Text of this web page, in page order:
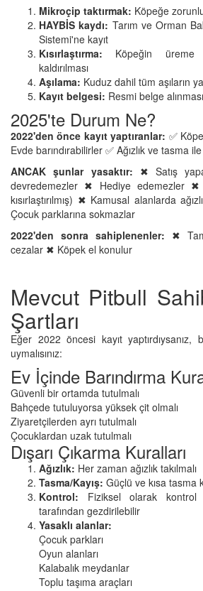
Mikroçip taktırmak: Köpeğe
HAYBİS kaydı: Tarım ve Orman
Sistemi'ne kayıt
Kısırlaştırma: Köpeğin üreme
kaldırılması
Aşılama: Kuduz dahil tüm aşıların
Kayıt belgesi: Resmi belge alınması
2025'te Durum Ne?
2022'den önce kayıt yaptıranlar: ✅
Evde barındırabilirler ✅ Ağızlık ve tasma
ANCAK şunlar yasaktır: ✖ Satış
devredemezler ✖ Hediye edemezler ✖
kısırlaştırılmış) ✖ Kamusal alanlarda
Çocuk parklarına sokmazlar
2022'den sonra sahiplenenler: ✖
cezalar ✖ Köpek el konulur
Mevcut Pitbull
Şartları
Eğer 2022 öncesi kayıt yaptırdıysanız,
uymalısınız:
Ev İçinde Barındırma
Güvenli bir ortamda tutulmalı
Bahçede tutuluyorsa yüksek çit olmalı
Ziyaretçilerden ayrı tutulmalı
Çocuklardan uzak tutulmalı
Dışarı Çıkarma Kuralları
Ağızlık: Her zaman ağızlık takılmalı
Tasma/Kayış: Güçlü ve kısa tasma
Kontrol: Fiziksel olarak
tarafından gezdirilebilir
Yasaklı alanlar:
Çocuk parkları
Oyun alanları
Kalabalık meydanlar
Toplu taşıma araçları